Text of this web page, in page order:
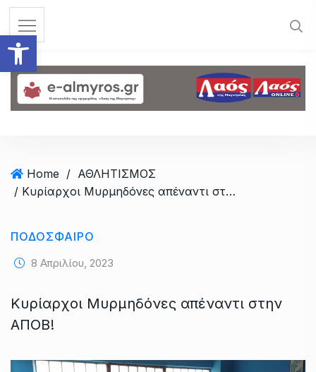
Ανοίξτε τη γραμμή
Home / ΑΘΛΗΤΙΣΜΟΣ
/ Κυρίαρχοι Μυρμηδόνες απέναντι στην ΑΠΟΒ!
ΠΟΔΟΣΦΑΙΡΟ
8 Απριλίου, 2023
Κυρίαρχοι Μυρμηδόνες απέναντι στην
ΑΠΟΒ!